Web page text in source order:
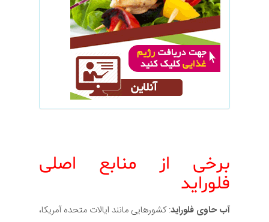
برخی از منابع اصلی
فلوراید
آب حاوی فلوراید: کشورهایی مانند ایالات متحده آمریکا،